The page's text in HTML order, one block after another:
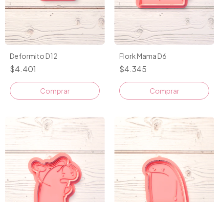
Deformito D12
$4.401
Comprar
Flork Mama D6
$4.345
Comprar